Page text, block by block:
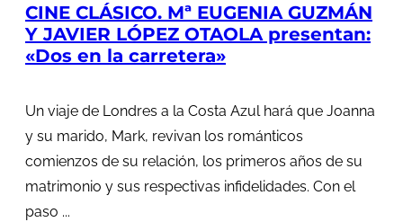
CINE CLÁSICO. Mª EUGENIA GUZMÁN
Y JAVIER LÓPEZ OTAOLA presentan:
«Dos en la carretera»
Un viaje de Londres a la Costa Azul hará que Joanna
y su marido, Mark, revivan los románticos
comienzos de su relación, los primeros años de su
matrimonio y sus respectivas infidelidades. Con el
paso ...